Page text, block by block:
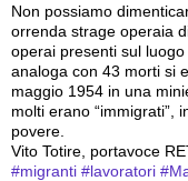
Non possiamo
orrenda strage operaia
operai presenti sul
analoga con 43 morti si
maggio 1954 in una
molti erano “immigrati”,
povere.
Vito Totire, portavoce
#migranti #lavoratori #